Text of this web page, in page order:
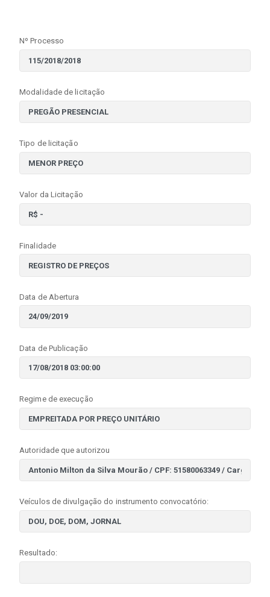
Nº Processo
Modalidade de licitação
Tipo de licitação
Valor da Licitação
Finalidade
Data de Abertura
Data de Publicação
Regime de execução
Autoridade que autorizou
Veículos de divulgação do instrumento convocatório:
Resultado: